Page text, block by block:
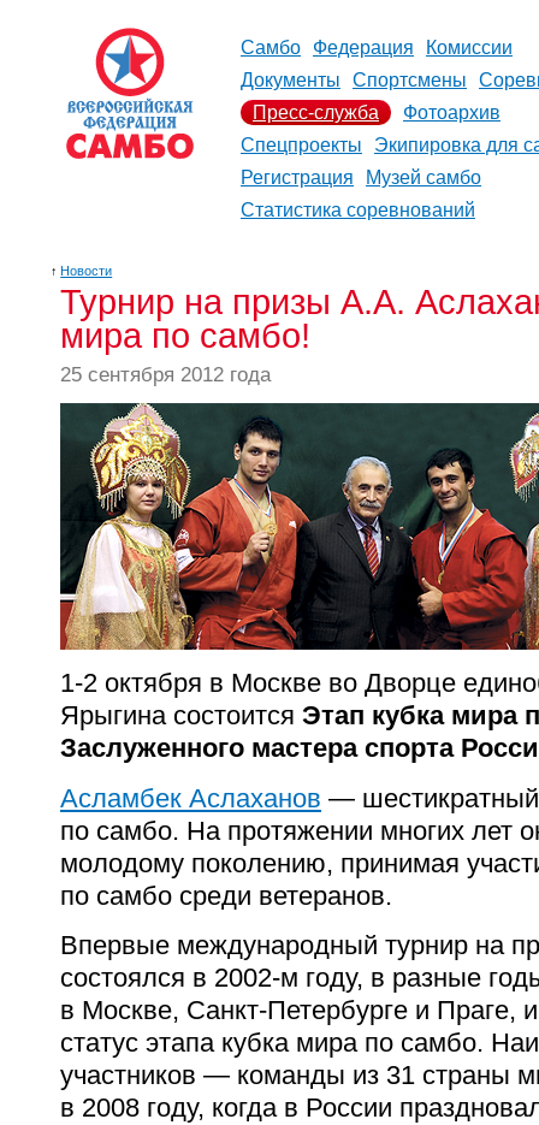
Самбо Федерация
Комиссии
Документы
Спортсмены
Пресс-служба
Фотоархив
Спецпроекты
Экипировка для
Регистрация
Музей самбо
Статистика соревнований
↑ Новости
Турнир на призы А.А.
мира по самбо!
25 сентября 2012 года
1-2 октября в Москве во Дворце
Ярыгина состоится Этап кубка мира
Заслуженного мастера спорта
Асламбек Аслаханов —
по самбо. На протяжении многих лет
молодому поколению, принимая
по самбо среди ветеранов.
Впервые международный турнир на
состоялся в 2002-м году, в разные
в Москве, Санкт-Петербурге и Праге,
статус этапа кубка мира по самбо.
участников — команды из 31 страны
в 2008 году, когда в России